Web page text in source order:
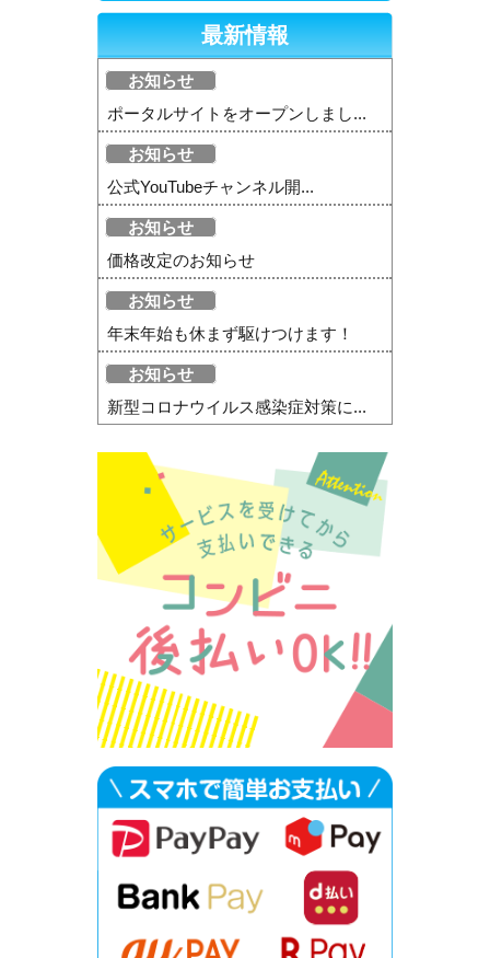
最新情報
お知らせ
ポータルサイトをオープンしまし...
お知らせ
公式YouTubeチャンネル開...
お知らせ
価格改定のお知らせ
お知らせ
年末年始も休まず駆けつけます！
お知らせ
新型コロナウイルス感染症対策に...